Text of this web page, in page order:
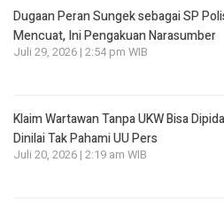
Dugaan Peran Sungek sebagai SP
Mencuat, Ini Pengakuan Narasumber
Juli 29, 2026 | 2:54 pm WIB
Klaim Wartawan Tanpa UKW Bisa
Dinilai Tak Pahami UU Pers
Juli 20, 2026 | 2:19 am WIB